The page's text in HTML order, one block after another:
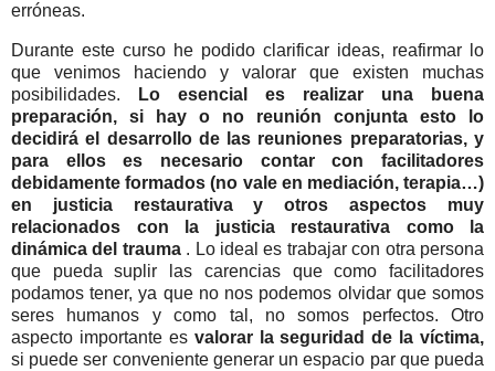
erróneas.
Durante este curso he podido clarificar ideas, reafirmar lo
que venimos haciendo y valorar que existen muchas
posibilidades. Lo esencial es realizar una buena
preparación, si hay o no reunión conjunta esto lo
decidirá el desarrollo de las reuniones preparatorias, y
para ellos es necesario contar con facilitadores
debidamente formados (no vale en mediación, terapia…)
en justicia restaurativa y otros aspectos muy
relacionados con la justicia restaurativa como la
dinámica del trauma . Lo ideal es trabajar con otra persona
que pueda suplir las carencias que como facilitadores
podamos tener, ya que no nos podemos olvidar que somos
seres humanos y como tal, no somos perfectos. Otro
aspecto importante es valorar la seguridad de la víctima,
si puede ser conveniente generar un espacio par que pueda